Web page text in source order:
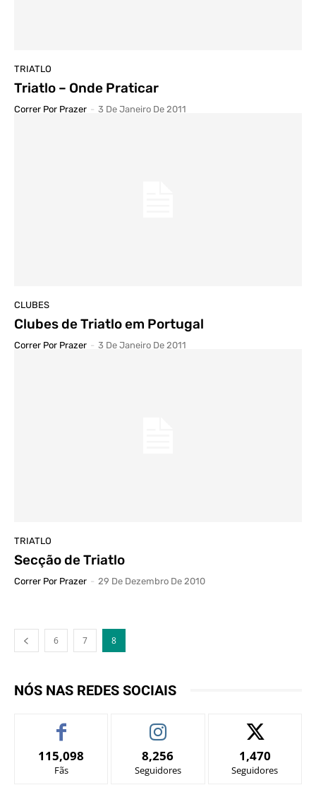
TRIATLO
Triatlo – Onde Praticar
Correr Por Prazer - 3 De Janeiro De 2011
CLUBES
Clubes de Triatlo em Portugal
Correr Por Prazer - 3 De Janeiro De 2011
TRIATLO
Secção de Triatlo
Correr Por Prazer - 29 De Dezembro De 2010
6 7 8
NÓS NAS REDES SOCIAIS
115,098
Fãs
8,256
Seguidores
1,470
Seguidores